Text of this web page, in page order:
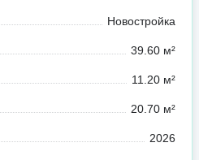
Новостройка
39.60 м²
11.20 м²
20.70 м²
2026